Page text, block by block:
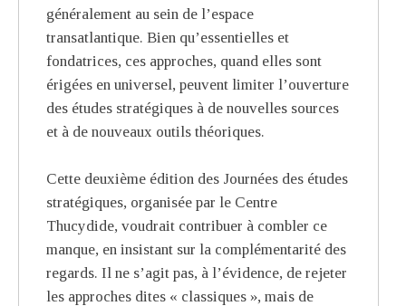
généralement au sein de l’espace
transatlantique. Bien qu’essentielles et
fondatrices, ces approches, quand elles sont
érigées en universel, peuvent limiter l’ouverture
des études stratégiques à de nouvelles sources
et à de nouveaux outils théoriques.
Cette deuxième édition des Journées des études
stratégiques, organisée par le Centre
Thucydide, voudrait contribuer à combler ce
manque, en insistant sur la complémentarité des
regards. Il ne s’agit pas, à l’évidence, de rejeter
les approches dites « classiques », mais de